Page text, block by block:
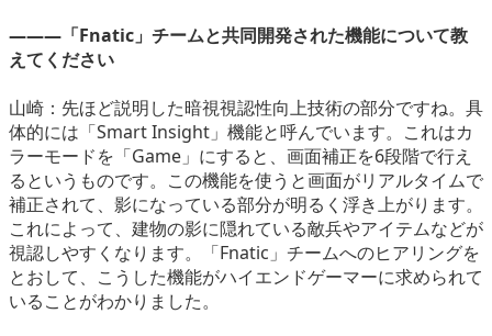
―――「Fnatic」チームと共同開発された機能について教
えてください
山崎：先ほど説明した暗視視認性向上技術の部分ですね。具
体的には「Smart Insight」機能と呼んでいます。これはカ
ラーモードを「Game」にすると、画面補正を6段階で行え
るというものです。この機能を使うと画面がリアルタイムで
補正されて、影になっている部分が明るく浮き上がります。
これによって、建物の影に隠れている敵兵やアイテムなどが
視認しやすくなります。「Fnatic」チームへのヒアリングを
とおして、こうした機能がハイエンドゲーマーに求められて
いることがわかりました。